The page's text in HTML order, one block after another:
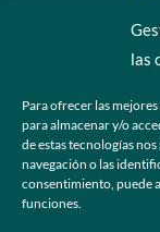
las
Para ofrecer las
para almacenar y/o
de estas tecnologías
navegación o las
consentimiento, puede
funciones.
 +52 55
